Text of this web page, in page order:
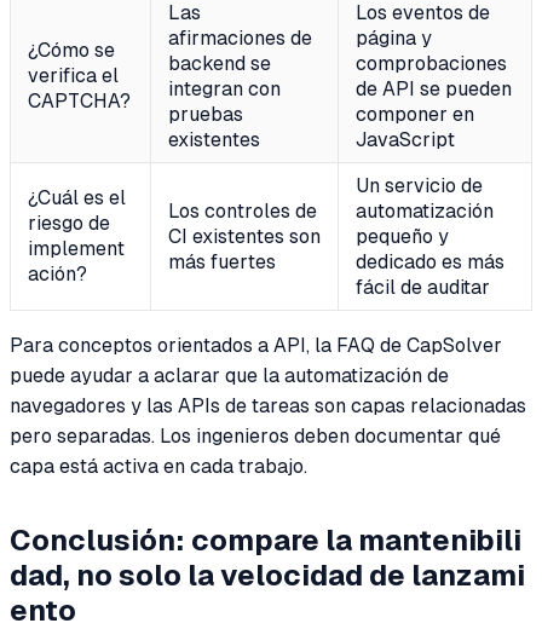
¿Cómo se
verifica el
CAPTCHA?
Las
afirmaciones de
backend se
integran con
pruebas
existentes
Los eventos de
página y
comprobaciones
de API se pueden
componer en
JavaScript
¿Cuál es el
riesgo de
implement
ación?
Los controles de
CI existentes son
más fuertes
Un servicio de
automatización
pequeño y
dedicado es más
fácil de auditar
Para conceptos orientados a API, la FAQ de CapSolver
puede ayudar a aclarar que la automatización de
navegadores y las APIs de tareas son capas relacionadas
pero separadas. Los ingenieros deben documentar qué
capa está activa en cada trabajo.
Conclusión: compare la mantenibili
dad, no solo la velocidad de lanzami
ento